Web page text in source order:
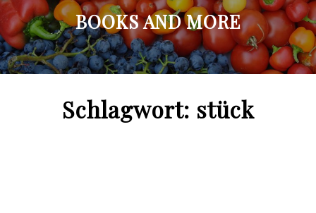
BOOKS AND MORE
Schlagwort: stück